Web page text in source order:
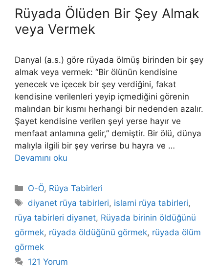
Rüyada Ölüden Bir Şey Almak
veya Vermek
Danyal (a.s.) göre rüyada ölmüş birinden bir şey
almak veya vermek: “Bir ölünün ken­disine
yenecek ve içecek bir şey verdiğini, fakat
kendisine verilenleri ye­yip içmediğini görenin
malından bir kısmı herhangi bir nedenden azalır.
Şayet kendisine verilen şeyi yerse hayır ve
menfaat anlamına gelir,” de­miştir. Bir ölü, dünya
malıyla ilgili bir şey verirse bu hayra ve …
Devamını oku
Kategoriler
O-Ö, Rüya Tabirleri
Etiketler
diyanet rüya tabirleri, islami rüya tabirleri,
rüya tabirleri diyanet, Rüyada birinin öldüğünü
görmek, rüyada öldüğünü görmek, rüyada ölüm
görmek
121 Yorum